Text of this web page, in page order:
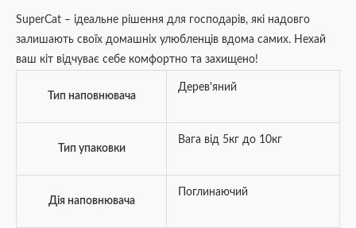
SuperCat – ідеальне рішення для господарів, які надовго
залишають своїх домашніх улюбленців вдома самих. Нехай
ваш кіт відчуває себе комфортно та захищено!
Тип наповнювача
Дерев'яний
Тип упаковки
Вага від 5кг до 10кг
Дія наповнювача
Поглинаючий